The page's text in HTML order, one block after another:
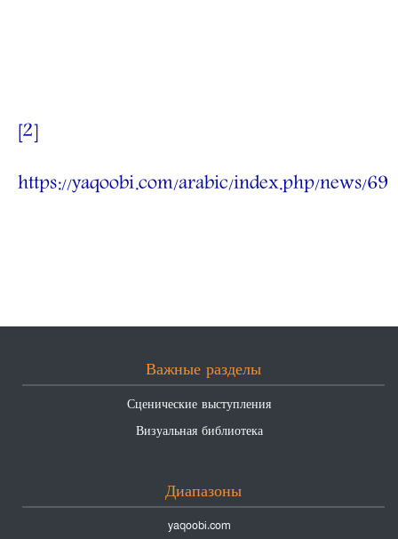
[2]
https://yaqoobi.com/arabic/index.php/news/
Важные разделы
Сценические выступления
Визуальная библиотека
Диапазоны
yaqoobi.com